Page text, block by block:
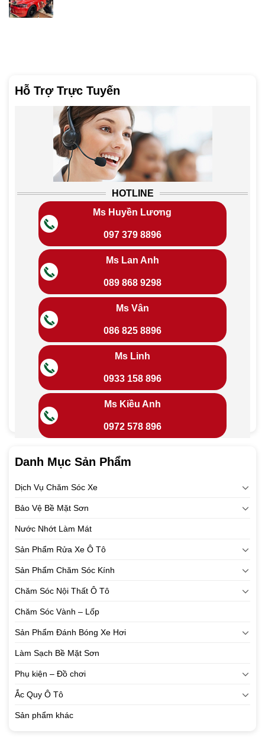
Hỗ Trợ Trực Tuyến
HOTLINE
Ms Huyền Lương
097 379 8896
Ms Lan Anh
089 868 9298
Ms Vân
086 825 8896
Ms Linh
0933 158 896
Ms Kiều Anh
0972 578 896
Danh Mục Sản Phẩm
Dịch Vụ Chăm Sóc Xe
Bảo Vệ Bề Mặt Sơn
Nước Nhớt Làm Mát
Sản Phẩm Rửa Xe Ô Tô
Sản Phẩm Chăm Sóc Kính
Chăm Sóc Nội Thất Ô Tô
Chăm Sóc Vành – Lốp
Sản Phẩm Đánh Bóng Xe Hơi
Làm Sạch Bề Mặt Sơn
Phụ kiện – Đồ chơi
Ắc Quy Ô Tô
Sản phẩm khác